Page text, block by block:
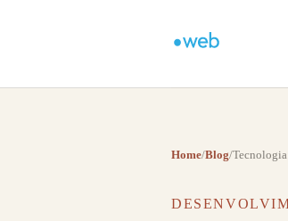
Home/Blog/